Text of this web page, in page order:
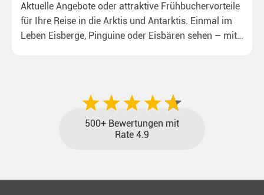
Aktuelle Angebote oder attraktive Frühbuchervorteile
für Ihre Reise in die Arktis und Antarktis. Einmal im
Leben Eisberge, Pinguine oder Eisbären sehen – mit
500+ Bewertungen mit
Rate 4.9